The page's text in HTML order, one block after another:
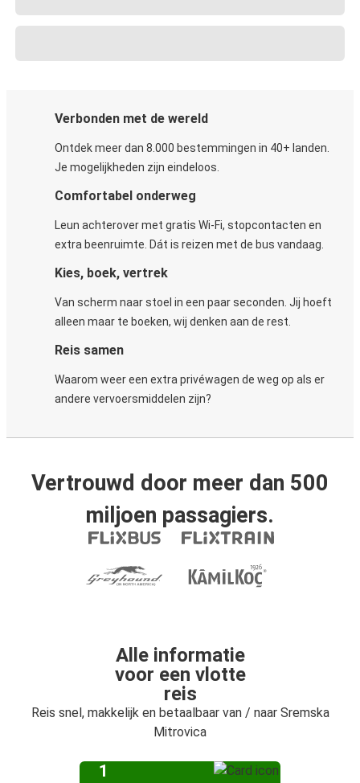
Verbonden met de wereld
Ontdek meer dan 8.000 bestemmingen in 40+ landen.
Je mogelijkheden zijn eindeloos.
Comfortabel onderweg
Leun achterover met gratis Wi-Fi, stopcontacten en
extra beenruimte. Dát is reizen met de bus vandaag.
Kies, boek, vertrek
Van scherm naar stoel in een paar seconden. Jij hoeft
alleen maar te boeken, wij denken aan de rest.
Reis samen
Waarom weer een extra privéwagen de weg op als er
andere vervoersmiddelen zijn?
Vertrouwd door meer dan 500
miljoen passagiers.
Alle informatie
voor een vlotte
reis
Reis snel, makkelijk en betaalbaar van / naar Sremska
Mitrovica
1